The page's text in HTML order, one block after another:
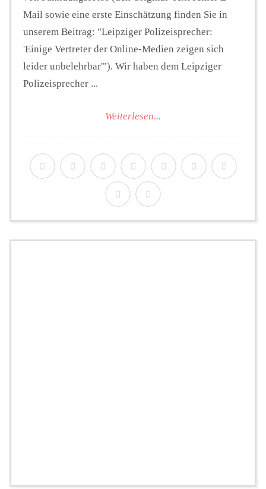
Mail sowie eine erste Einschätzung finden Sie in
unserem Beitrag: "Leipziger Polizeisprecher:
'Einige Vertreter der Online-Medien zeigen sich
leider unbelehrbar'"). Wir haben dem Leipziger
Polizeisprecher ...
Weiterlesen...